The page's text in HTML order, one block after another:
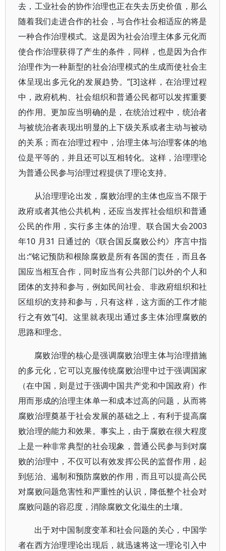
去，工业社会的协作治理也正在失去历史价值，那么
随着我们走进合作的社会，与合作社会相适应的将是
一种合作治理模式。这是因为社会治理主体多元化而
使合作治理获得了产生的条件，同样，也是因为合作
治理作为一种新型的社会治理模式的生成而使社会主
体呈现出多元化的发展趋势。”[3]这样，在治理过程
中，政府机构、社会组织和普通公民都可以发挥重要
的作用。更加应当明确的是，在统治过程中，统治者
与被统治者表现出明显的上下级关系或者主动与被动
的关系；而在治理过程中，治理主体与治理客体的地
位是平等的，并且还可以互相转化。这样，治理理论
为普通公民参与治理过程提供了理论支持。
从治理理论出发，腐败治理的主体也应当不限于
政府或者其他公共机构，还应当发挥社会组织和普通
公民的作用，实行多主体的治理。联合国大会2003
年10 月31 日通过的《联合国反腐败公约》序言中指
出:“铭记预防和根除腐败是所有各国的责任，而且各
国应当相互合作，同时应当有公共部门以外的个人和
团体的支持和参与，例如民间社会、非政府组织和社
区组织的支持和参与，只有这样，这方面的工作才能
行之有效”[4]。这里就表现出通过多主体治理腐败的
思路和理念。
腐败治理的核心是强调腐败治理主体与治理措施
的多元化，它可以克服传统腐败治理中过于强调国家
（在中国，则是过于强调中国共产党和中国政府）作
用而形成的治理主体单一和成本过高的问题，从而将
腐败治理奠基于社会发展的基础之上，有利于提高腐
败治理的能力和效果。事实上，由于腐败在很大程度
上是一种非常典型的社会现象，普通公民参与到对腐
败的治理中，不仅可以有效发挥公民的监督作用，起
到惩治、遏制和预防腐败的作用，而且可以提高公民
对腐败问题危害性和严重性的认识，降低整个社会对
腐败问题的容忍度，消除腐败文化滋生的土壤。
出于对中国制度变革和社会问题的关心，中国学
者在西方治理理论出现后，就迅速将这一理论引入中